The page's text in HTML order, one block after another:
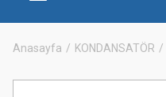
Anasayfa KONDANSATÖR